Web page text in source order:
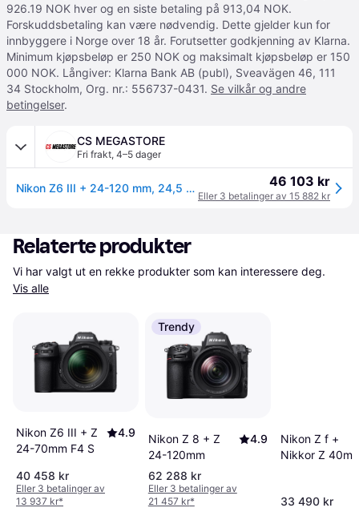
926.19 NOK hver og en siste betaling på 913,04 NOK.
Forskuddsbetaling kan være nødvendig. Dette gjelder kun for
innbyggere i Norge over 18 år. Forutsetter godkjenning av Klarna.
Minimum kjøpsbeløp er 250 NOK og maksimalt kjøpsbeløp er 150
000 NOK. Långiver: Klarna Bank AB (publ), Sveavägen 46, 111
34 Stockholm, Org. nr.: 556737-0431. Se vilkår og andre
betingelser.
CS MEGASTORE
Fri frakt, 4–5 dager
Nikon Z6 III + 24-120 mm, 24,5 MP, 6048 x 4032 piksler, CMOS, 6K Ultra HD, Berøringsskjerm, Svart 46 103 kr
Eller 3 betalinger av 15 882 kr
Relaterte produkter
Vis alle
Nikon Z6 III + Z
24-70mm F4 S
4.9
40 458 kr
Eller 3 betalinger av
13 937 kr*
Trendy
Nikon Z 8 + Z
24-120mm
4.9
62 288 kr
Eller 3 betalinger av
21 457 kr*
Nikon Z f +
Nikkor Z
33 490 kr